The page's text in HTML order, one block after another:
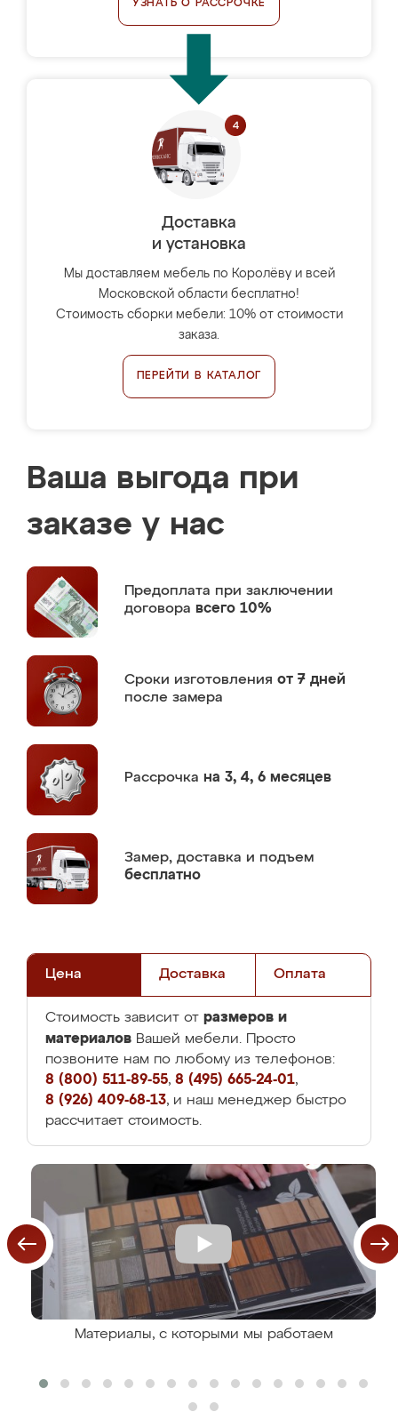
УЗНАТЬ О РАССРОЧКЕ
Доставка
и установка
Мы доставляем мебель по Королёву и всей
Московской области бесплатно!
Стоимость сборки мебели: 10% от стоимости
заказа.
ПЕРЕЙТИ В КАТАЛОГ
Ваша выгода при
заказе у нас
Предоплата при заключении
договора всего 10%
Сроки изготовления от 7 дней
после замера
Рассрочка на 3, 4, 6 месяцев
Замер, доставка и подъем
бесплатно
Цена Доставка Оплата
Стоимость зависит от размеров и
материалов Вашей мебели. Просто
позвоните нам по любому из телефонов:
8 (800) 511-89-55, 8 (495) 665-24-01,
8 (926) 409-68-13, и наш менеджер быстро
рассчитает стоимость.
Материалы, с которыми мы работаем